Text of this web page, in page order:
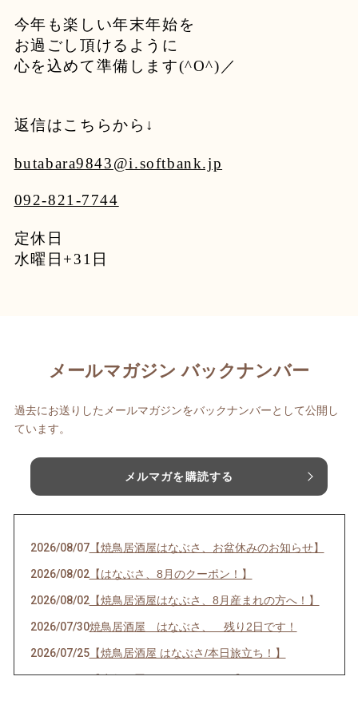
今年も楽しい年末年始を
お過ごし頂けるように
心を込めて準備します(^O^)／
返信はこちらから↓
butabara9843@i.softbank.jp
092-821-7744
定休日
水曜日+31日
メールマガジン バックナンバー
過去にお送りしたメールマガジンをバックナンバーとして公開し
ています。
メルマガを購読する
2026/08/07【焼鳥居酒屋はなぶさ、お盆休みのお知らせ】
2026/08/02【はなぶさ、8月のクーポン！】
2026/08/02【焼鳥居酒屋はなぶさ、8月産まれの方へ！】
2026/07/30焼鳥居酒屋 はなぶさ、 残り2日です！
2026/07/25【焼鳥居酒屋 はなぶさ/本日旅立ち！】
2026/07/13【応急処置して頂きました。】